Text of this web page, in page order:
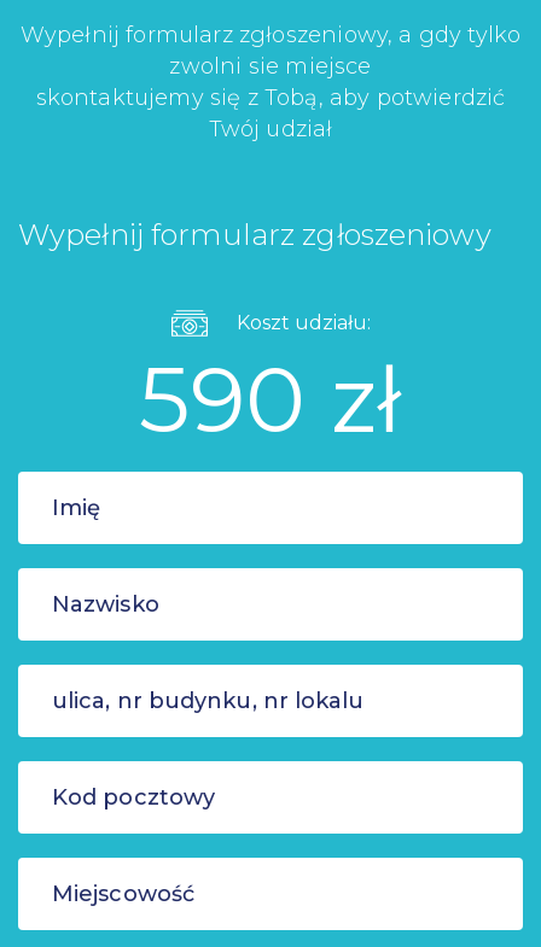
Wypełnij formularz zgłoszeniowy, a gdy tylko
zwolni sie miejsce
skontaktujemy się z Tobą, aby potwierdzić
Twój udział
Wypełnij formularz zgłoszeniowy
Koszt udziału:
590 zł